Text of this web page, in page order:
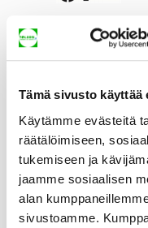
Tämä sivusto käyttää
Käytämme evästeitä
räätälöimiseen,
tukemiseen ja
jaamme sosiaalisen
alan
sivustoamme.